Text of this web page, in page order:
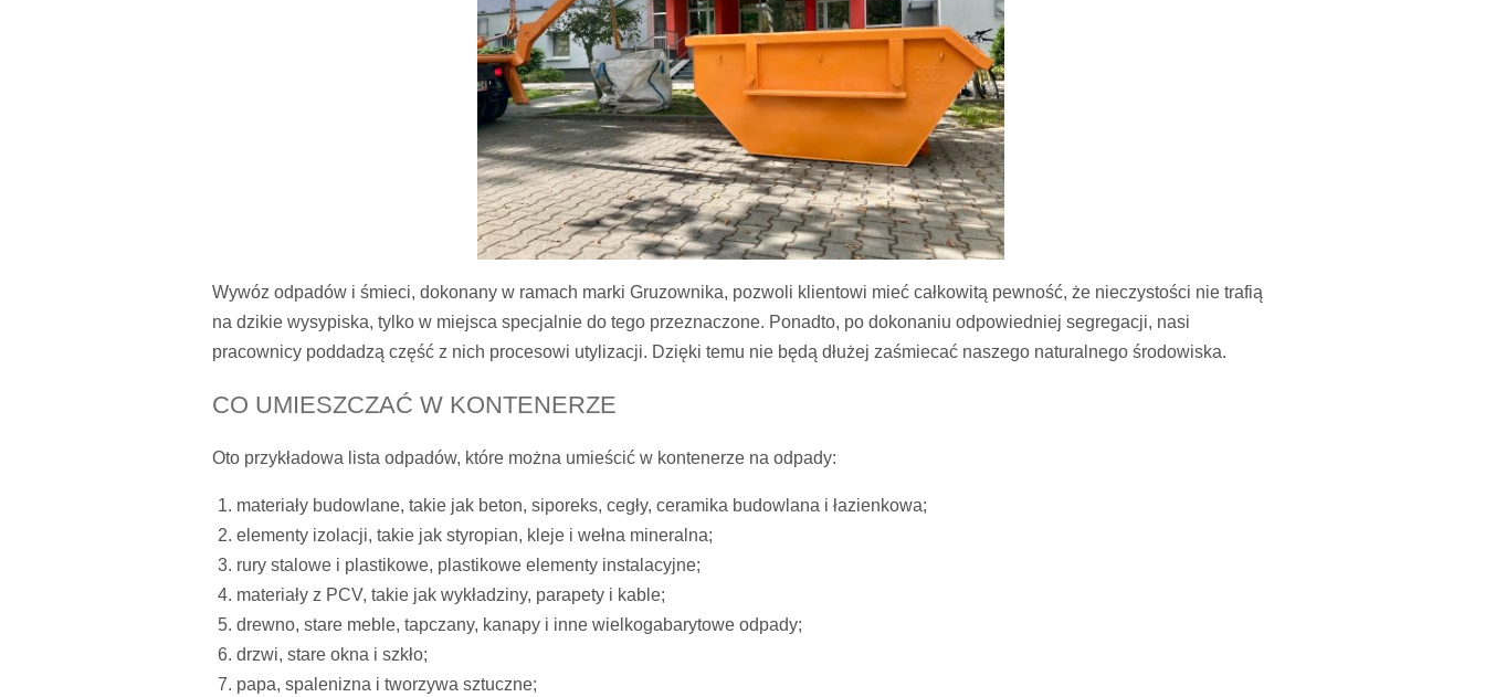
Wywóz odpadów i śmieci, dokonany w ramach marki Gruzownika, pozwoli klientowi mieć całkowitą pewność, że nieczystości nie trafią
na dzikie wysypiska, tylko w miejsca specjalnie do tego przeznaczone. Ponadto, po dokonaniu odpowiedniej segregacji, nasi
pracownicy poddadzą część z nich procesowi utylizacji. Dzięki temu nie będą dłużej zaśmiecać naszego naturalnego środowiska.
CO UMIESZCZAĆ W KONTENERZE
Oto przykładowa lista odpadów, które można umieścić w kontenerze na odpady:
materiały budowlane, takie jak beton, siporeks, cegły, ceramika budowlana i łazienkowa;
elementy izolacji, takie jak styropian, kleje i wełna mineralna;
rury stalowe i plastikowe, plastikowe elementy instalacyjne;
materiały z PCV, takie jak wykładziny, parapety i kable;
drewno, stare meble, tapczany, kanapy i inne wielkogabarytowe odpady;
drzwi, stare okna i szkło;
papa, spalenizna i tworzywa sztuczne;